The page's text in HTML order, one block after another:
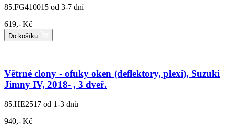
85.FG410015 od 3-7 dní
619,- Kč
Do košíku
Větrné clony - ofuky oken (deflektory, plexi), Suzuki
Jimny IV, 2018- , 3 dveř.
85.HE2517 od 1-3 dnů
940,- Kč